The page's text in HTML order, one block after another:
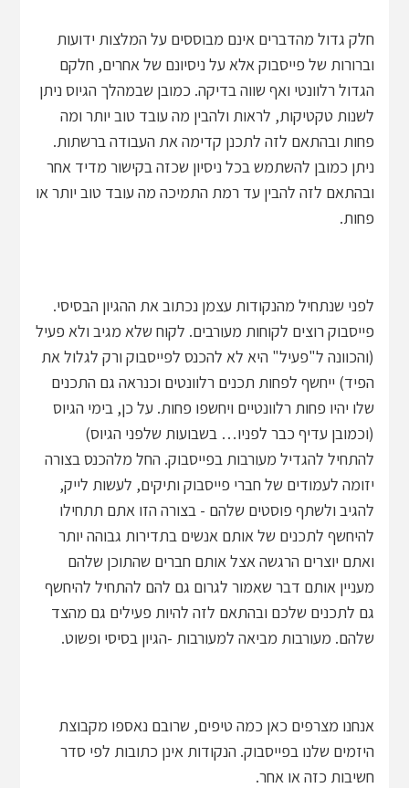
חלק גדול מהדברים אינם מבוססים על המלצות ידועות
וברורות של פייסבוק אלא על ניסיונם של אחרים, חלקם
הגדול רלוונטי ואף שווה בדיקה. כמובן שבמהלך הגיוס ניתן
לשנות טקטיקות, לראות ולהבין מה עובד טוב יותר ומה
פחות ובהתאם לזה לתכנן קדימה את העבודה ברשתות.
ניתן כמובן להשתמש בכל ניסיון שכזה בקישור מדיד אחר
ובהתאם לזה להבין עד רמת התמיכה מה עובד טוב יותר או
פחות.
לפני שנתחיל מהנקודות עצמן נכתוב את ההגיון הבסיסי.
פייסבוק רוצים לקוחות מעורבים. לקוח שלא מגיב ולא פעיל
(והכוונה ל"פעיל" היא לא להכנס לפייסבוק ורק לגלול את
הפיד) ייחשף לפחות תכנים רלוונטים וכנראה גם התכנים
שלו יהיו פחות רלוונטיים ויחשפו פחות. על כן, בימי הגיוס
(וכמובן עדיף כבר לפניו… בשבועות שלפני הגיוס)
להתחיל להגדיל מעורבות בפייסבוק. החל מלהכנס בצורה
יזומה לעמודים של חברי פייסבוק ותיקים, לעשות לייק,
להגיב ולשתף פוסטים שלהם - בצורה הזו אתם תתחילו
להיחשף לתכנים של אותם אנשים בתדירות גבוהה יותר
ואתם יוצרים הרגשה אצל אותם חברים שהתוכן שלהם
מעניין אותם דבר שאמור לגרום גם להם להתחיל להיחשף
גם לתכנים שלכם ובהתאם לזה להיות פעילים גם מהצד
שלהם. מעורבות מביאה למעורבות -הגיון בסיסי ופשוט.
אנחנו מצרפים כאן כמה טיפים, שרובם נאספו מקבוצת
היזמים שלנו בפייסבוק. הנקודות אינן כתובות לפי סדר
חשיבות כזה או אחר.